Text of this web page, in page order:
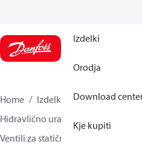
Izdelki
Orodja
Download
Kje kupiti
Home Izdelki
Climate
Hidravlično uravnoteženje in
Ventili za statično hidravlično